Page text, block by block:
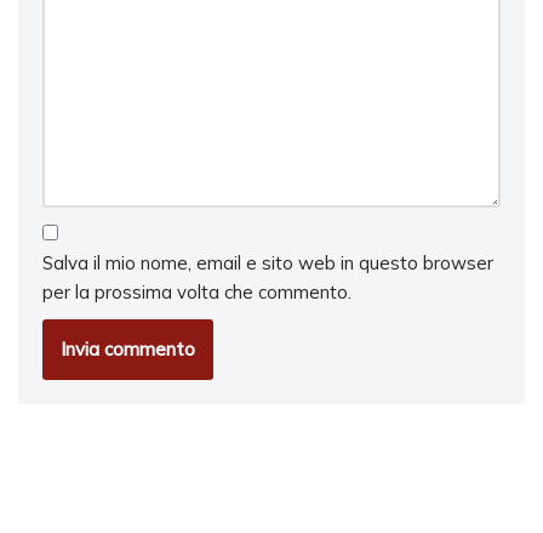
Salva il mio nome, email e sito web in questo browser
per la prossima volta che commento.